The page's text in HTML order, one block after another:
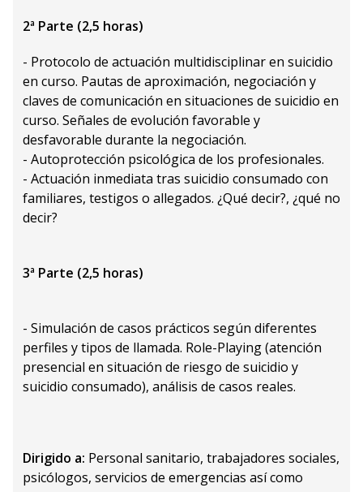
2ª Parte (2,5 horas)
- Protocolo de actuación multidisciplinar en suicidio
en curso. Pautas de aproximación, negociación y
claves de comunicación en situaciones de suicidio en
curso. Señales de evolución favorable y
desfavorable durante la negociación.
- Autoprotección psicológica de los profesionales.
- Actuación inmediata tras suicidio consumado con
familiares, testigos o allegados. ¿Qué decir?, ¿qué no
decir?
3ª Parte (2,5 horas)
- Simulación de casos prácticos según diferentes
perfiles y tipos de llamada. Role-Playing (atención
presencial en situación de riesgo de suicidio y
suicidio consumado), análisis de casos reales.
Dirigido a: Personal sanitario, trabajadores sociales,
psicólogos, servicios de emergencias así como